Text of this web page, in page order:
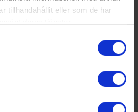
tillhandahållit eller som de har
anslutning till
skillnaden mellan